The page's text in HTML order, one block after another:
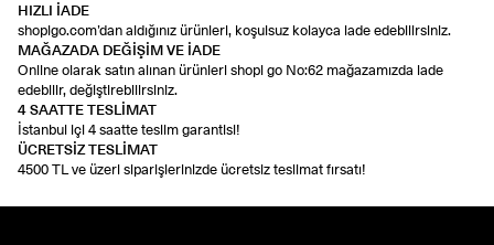
HIZLI İADE
shopigo.com’dan aldığınız ürünleri, koşulsuz kolayca iade edebilirsiniz.
MAĞAZADA DEĞİŞİM VE İADE
Online olarak satın alınan ürünleri shopi go No:62 mağazamızda iade
edebilir, değiştirebilirsiniz.
4 SAATTE TESLİMAT
İstanbul içi 4 saatte teslim garantisi!
ÜCRETSİZ TESLİMAT
4500 TL ve üzeri siparişlerinizde ücretsiz teslimat fırsatı!